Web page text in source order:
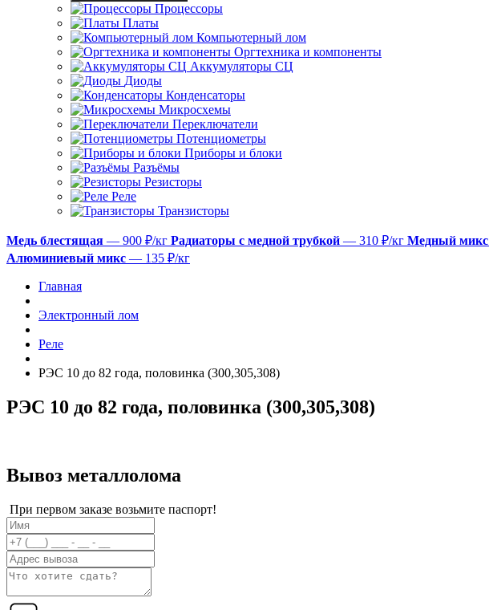
Процессоры
Платы
Компьютерный лом
Оргтехника и компоненты
Аккумуляторы СЦ
Диоды
Конденсаторы
Микросхемы
Переключатели
Потенциометры
Приборы и блоки
Разъёмы
Резисторы
Реле
Транзисторы
Медь блестящая — 900 ₽/кг Радиаторы с медной трубкой — 310 ₽/кг Медный микс
Алюминиевый микс — 135 ₽/кг
Главная
Электронный лом
Реле
РЭС 10 до 82 года, половинка (300,305,308)
РЭС 10 до 82 года, половинка (300,305,308)
Вывоз металлолома
При первом заказе возьмите паспорт!